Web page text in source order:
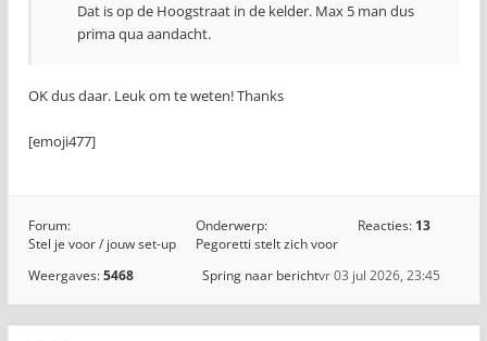
Dat is op de Hoogstraat in de kelder. Max 5 man dus
prima qua aandacht.
OK dus daar. Leuk om te weten! Thanks
[emoji477]️
Forum:
Stel je voor / jouw set-up
Onderwerp:
Pegoretti stelt zich voor
Reacties: 13
Weergaves:5468 vr 03 jul 2026, 23:45
Spring naar bericht